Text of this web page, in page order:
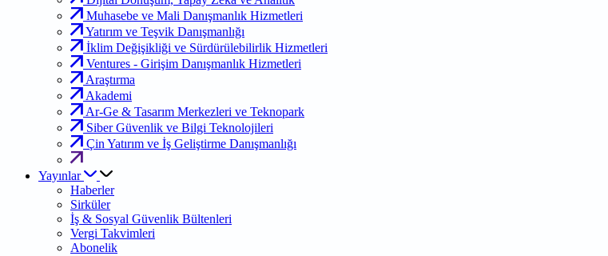
Muhasebe ve Mali Danışmanlık Hizmetleri
Yatırım ve Teşvik Danışmanlığı
İklim Değişikliği ve Sürdürülebilirlik Hizmetleri
Ventures - Girişim Danışmanlık Hizmetleri
Araştırma
Akademi
Ar-Ge & Tasarım Merkezleri ve Teknopark
Siber Güvenlik ve Bilgi Teknolojileri
Çin Yatırım ve İş Geliştirme Danışmanlığı
Yayınlar
Haberler
Sirküler
İş & Sosyal Güvenlik Bültenleri
Vergi Takvimleri
Abonelik